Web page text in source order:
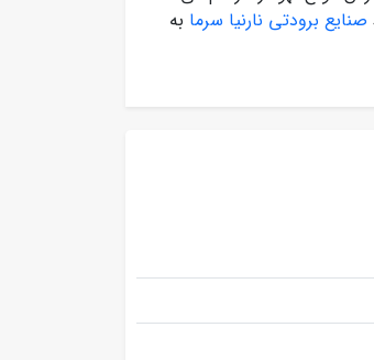
صنایع برودتی نارنیا سرما به